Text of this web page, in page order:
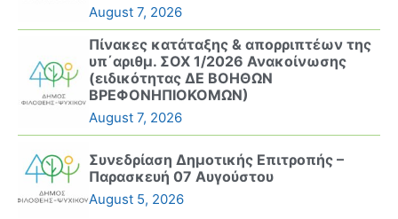
August 7, 2026
Πίνακες κατάταξης & απορριπτέων της
υπ΄αριθμ. ΣΟΧ 1/2026 Ανακοίνωσης
(ειδικότητας ΔΕ ΒΟΗΘΩΝ
ΒΡΕΦΟΝΗΠΙΟΚΟΜΩΝ)
August 7, 2026
Συνεδρίαση Δημοτικής Επιτροπής –
Παρασκευή 07 Αυγούστου
August 5, 2026